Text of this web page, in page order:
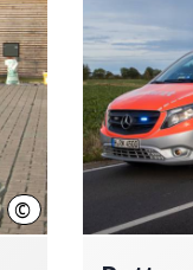
© Region Hannover, team